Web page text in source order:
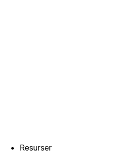
Resurser